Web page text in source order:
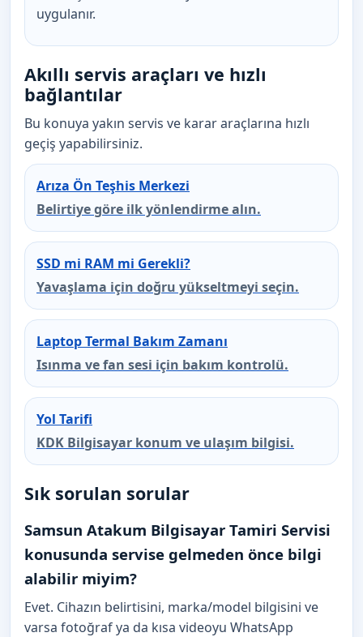
uygulanır.
Akıllı servis araçları ve hızlı
bağlantılar
Bu konuya yakın servis ve karar araçlarına hızlı
geçiş yapabilirsiniz.
Arıza Ön Teşhis Merkezi
Belirtiye göre ilk yönlendirme alın.
SSD mi RAM mi Gerekli?
Yavaşlama için doğru yükseltmeyi seçin.
Laptop Termal Bakım Zamanı
Isınma ve fan sesi için bakım kontrolü.
Yol Tarifi
KDK Bilgisayar konum ve ulaşım bilgisi.
Sık sorulan sorular
Samsun Atakum Bilgisayar Tamiri Servisi
konusunda servise gelmeden önce bilgi
alabilir miyim?
Evet. Cihazın belirtisini, marka/model bilgisini ve
varsa fotoğraf ya da kısa videoyu WhatsApp